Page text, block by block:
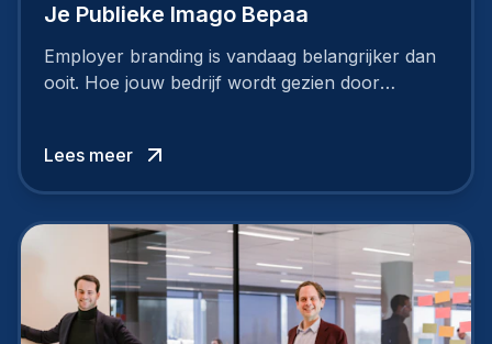
Je Publieke Imago Bepaa
Employer branding is vandaag belangrijker dan
ooit. Hoe jouw bedrijf wordt gezien door
Lees meer